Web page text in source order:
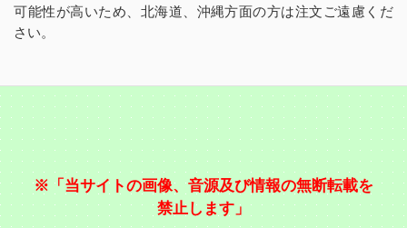
可能性が高いため、北海道、沖縄方面の方は注文ご遠慮くだ
さい。
※「当サイトの画像、音源及び情報の無断転載を
禁止します」